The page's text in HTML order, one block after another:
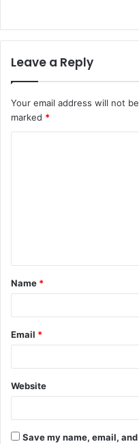
Leave a Reply
Your email address will not
marked *
Name *
Email *
Website
Save my name, email,